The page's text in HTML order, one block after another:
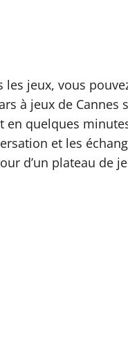
jeux, vous
à jeux de Cannes
quelques
et les
d’un plateau de